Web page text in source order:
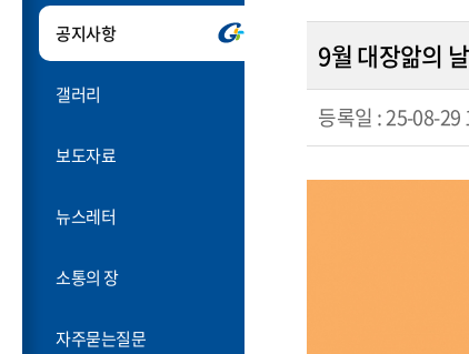
공지사항
갤러리
보도자료
뉴스레터
소통의 장
자주묻는질문
9월 대장앎의
등록일 :25-08-29